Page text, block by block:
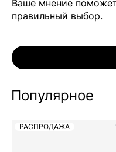
Ваше мнение
правильный выбор.
Популярное
РАСПРОДАЖА